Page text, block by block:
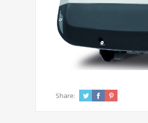
Share: